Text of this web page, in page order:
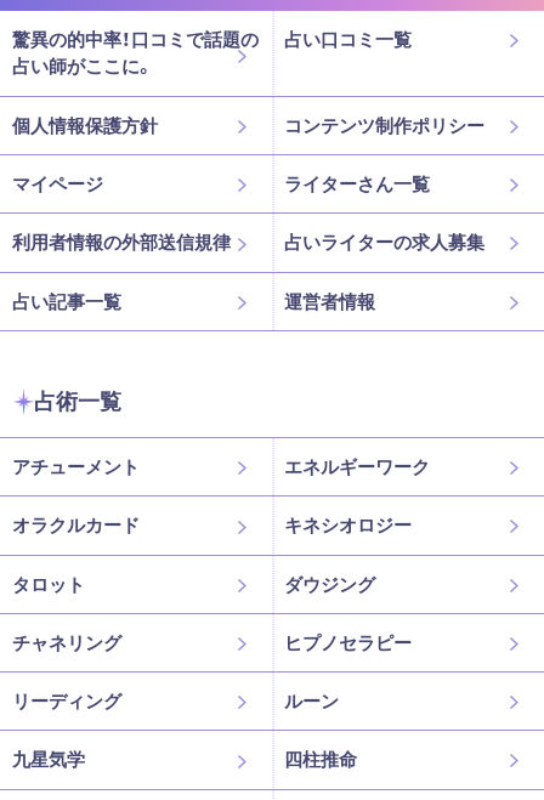
驚異の的中率！口コミで話題の
占い師がここに。
占い口コミ一覧
個人情報保護方針 コンテンツ制作ポリシー
マイページ ライターさん一覧
利用者情報の外部送信規律 占いライターの求人募集
占い記事一覧 運営者情報
占術一覧
アチューメント エネルギーワーク
オラクルカード キネシオロジー
タロット ダウジング
チャネリング ヒプノセラピー
リーディング ルーン
九星気学 四柱推命